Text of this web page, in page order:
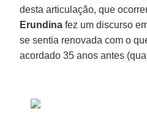
desta articulação, que
Erundina fez um discurso
se sentia renovada com o
acordado 35 anos antes